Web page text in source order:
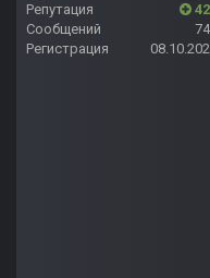
Репутация
Сообщений
Регистрация